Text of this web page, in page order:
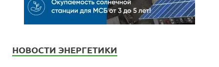
НОВОСТИ ЭНЕРГЕТИКИ